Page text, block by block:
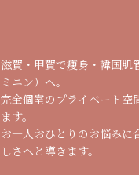
滋賀・甲賀で痩身・韓国
ミニン）へ。
完全個室のプライベート空
ます。
お一人おひとりのお悩みに
しさへと導きます。